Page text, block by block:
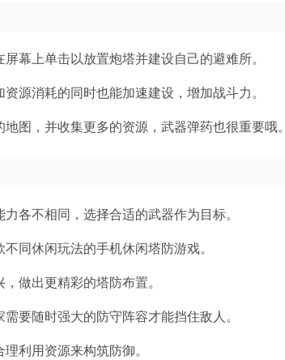
幕上单击以放置炮塔并建设自己的避难所。
源消耗的同时也能加速建设，增加战斗力。
图，并收集更多的资源，武器弹药也很重要哦。
各不相同，选择合适的武器作为目标。
同休闲玩法的手机休闲塔防游戏。
做出更精彩的塔防布置。
要随时强大的防守阵容才能挡住敌人。
利用资源来构筑防御。